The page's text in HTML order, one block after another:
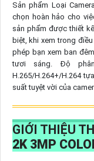
Sản phẩm Loại
chọn hoàn hảo cho
sản phẩm được thiết
biệt, khi xem trong
phép bạn xem ban
tươi sáng. Độ
H.265/H.264+/H.264
suất tuyệt vời của
GIỚI THIỆU
2K 3MP